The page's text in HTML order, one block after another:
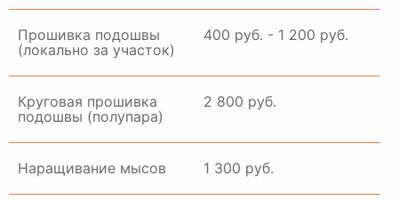
Прошивка подошвы
(локально за участок)
400 руб. - 1 200 руб.
Круговая прошивка
подошвы (полупара)
2 800 руб.
Наращивание мысов 1 300 руб.